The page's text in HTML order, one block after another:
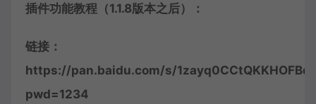
插件功能教程（1.1.8版本之后）：
链接：
https://pan.baidu.com/s/
pwd=1234